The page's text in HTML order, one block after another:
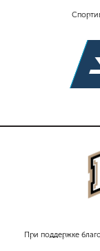
При поддержке